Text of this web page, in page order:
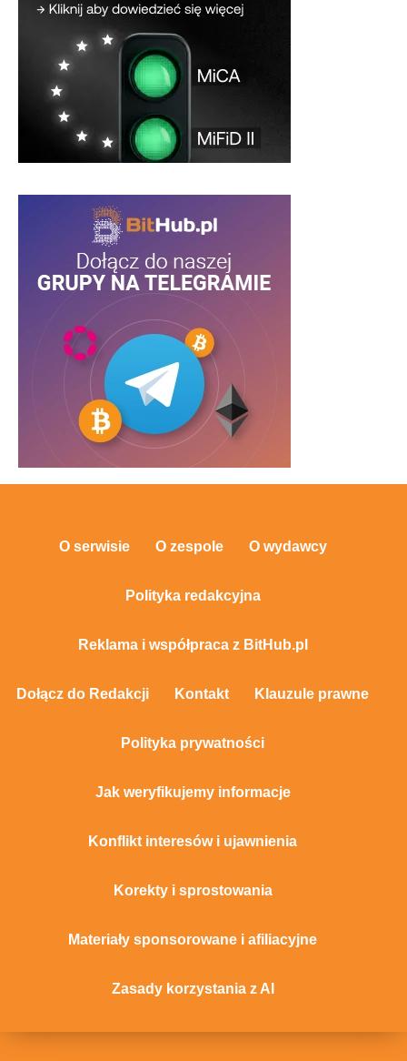
O serwisie O zespole O wydawcy
Polityka redakcyjna
Reklama i współpraca z BitHub.pl
Dołącz do Redakcji Kontakt Klauzule prawne
Polityka prywatności
Jak weryfikujemy informacje
Konflikt interesów i ujawnienia
Korekty i sprostowania
Materiały sponsorowane i afiliacyjne
Zasady korzystania z AI